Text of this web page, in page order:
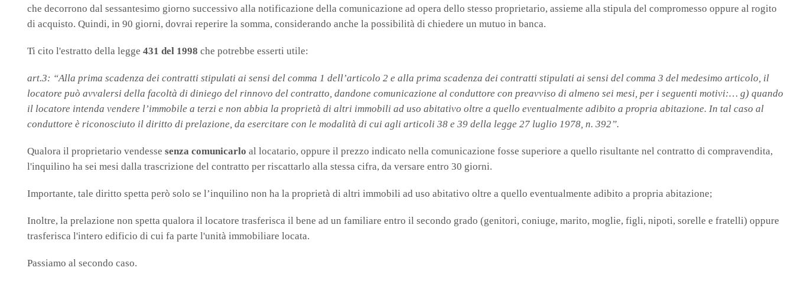
che decorrono dal sessantesimo giorno successivo alla notificazione della comunicazione ad opera dello stesso proprietario, assieme alla stipula del compromesso oppure al rogito
di acquisto. Quindi, in 90 giorni, dovrai reperire la somma, considerando anche la possibilità di chiedere un mutuo in banca.
Ti cito l'estratto della legge 431 del 1998 che potrebbe esserti utile:
art.3: “Alla prima scadenza dei contratti stipulati ai sensi del comma 1 dell’articolo 2 e alla prima scadenza dei contratti stipulati ai sensi del comma 3 del medesimo articolo, il
locatore può avvalersi della facoltà di diniego del rinnovo del contratto, dandone comunicazione al conduttore con preavviso di almeno sei mesi, per i seguenti motivi:… g) quando
il locatore intenda vendere l’immobile a terzi e non abbia la proprietà di altri immobili ad uso abitativo oltre a quello eventualmente adibito a propria abitazione. In tal caso al
conduttore è riconosciuto il diritto di prelazione, da esercitare con le modalità di cui agli articoli 38 e 39 della legge 27 luglio 1978, n. 392”.
Qualora il proprietario vendesse senza comunicarlo al locatario, oppure il prezzo indicato nella comunicazione fosse superiore a quello risultante nel contratto di compravendita,
l'inquilino ha sei mesi dalla trascrizione del contratto per riscattarlo alla stessa cifra, da versare entro 30 giorni.
Importante, tale diritto spetta però solo se l’inquilino non ha la proprietà di altri immobili ad uso abitativo oltre a quello eventualmente adibito a propria abitazione;
Inoltre, la prelazione non spetta qualora il locatore trasferisca il bene ad un familiare entro il secondo grado (genitori, coniuge, marito, moglie, figli, nipoti, sorelle e fratelli) oppure
trasferisca l'intero edificio di cui fa parte l'unità immobiliare locata.
Passiamo al secondo caso.